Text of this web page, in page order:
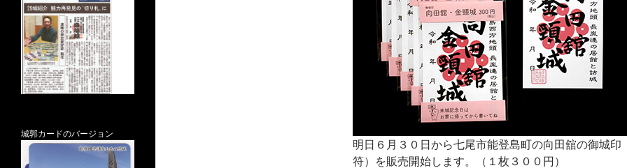
明日６月３０日から七尾市能登島町の向田舘の御城印
符）を販売開始します。（１枚３００円）
城郭カードのバージョン